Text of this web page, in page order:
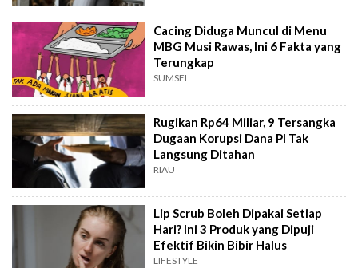
Cacing Diduga Muncul di Menu
MBG Musi Rawas, Ini 6 Fakta yang
Terungkap
SUMSEL
Rugikan Rp64 Miliar, 9 Tersangka
Dugaan Korupsi Dana PI Tak
Langsung Ditahan
RIAU
Lip Scrub Boleh Dipakai Setiap
Hari? Ini 3 Produk yang Dipuji
Efektif Bikin Bibir Halus
LIFESTYLE